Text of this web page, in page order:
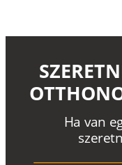
Ha van e
szeretn